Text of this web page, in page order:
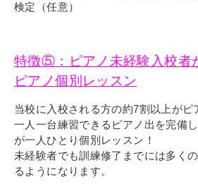
検定（任意）
特徴⑤：ピアノ未経験入校者
ピアノ個別レッスン
当校に入校される方の約7割以上がピ
一人一台練習できるピアノ出を完備
が一人ひとり個別レッスン！
未経験者でも訓練修了までには多く
るようになります。